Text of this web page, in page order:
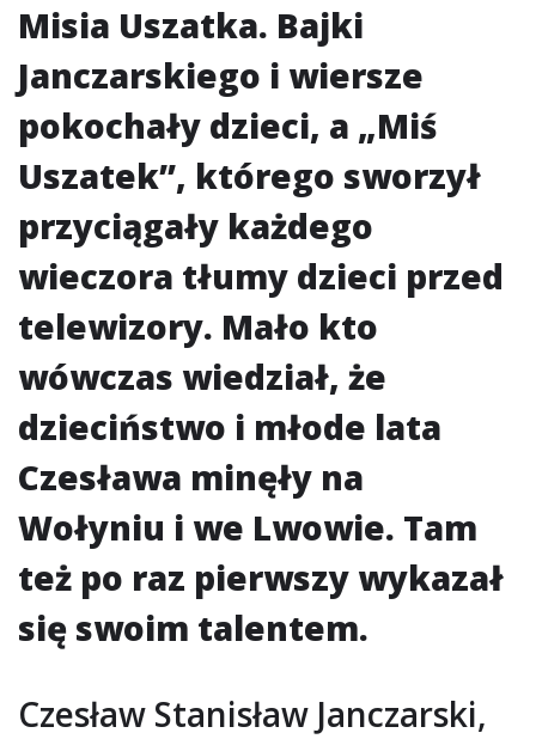
Misia Uszatka. Bajki
Janczarskiego i wiersze
pokochały dzieci, a „Miś
Uszatek”, którego sworzył
przyciągały każdego
wieczora tłumy dzieci przed
telewizory. Mało kto
wówczas wiedział, że
dzieciństwo i młode lata
Czesława minęły na
Wołyniu i we Lwowie. Tam
też po raz pierwszy wykazał
się swoim talentem.
Czesław Stanisław Janczarski,